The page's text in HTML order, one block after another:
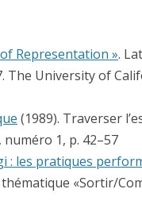
Representation ».
The University of
(1989). Traverser
numéro 1, p. 42–57
: les pratiques
thématique «Sortir/